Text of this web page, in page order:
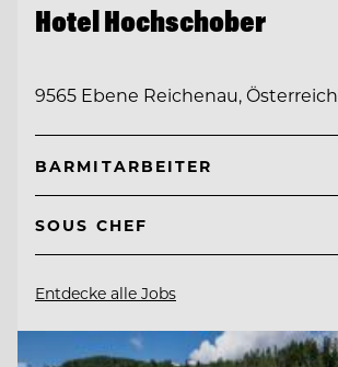
Hotel Hochschober
9565 Ebene Reichenau, Österreich
BARMITARBEITER
SOUS CHEF
Entdecke alle Jobs